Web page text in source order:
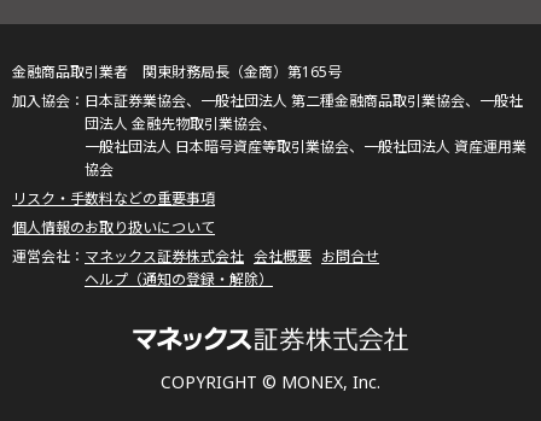
COPYRIGHT © MONEX, Inc.
金融商品取引業者 関東財務局長（金商）第165号
日本証券業協会、一般社団法人 第二種金融商品取引業協会、一般社
団法人 金融先物取引業協会、
一般社団法人 日本暗号資産等取引業協会、一般社団法人 資産運用業
協会
リスク・手数料などの重要事項
個人情報のお取り扱いについて
マネックス証券株式会社 会社概要 お問合せ
ヘルプ（通知の登録・解除）